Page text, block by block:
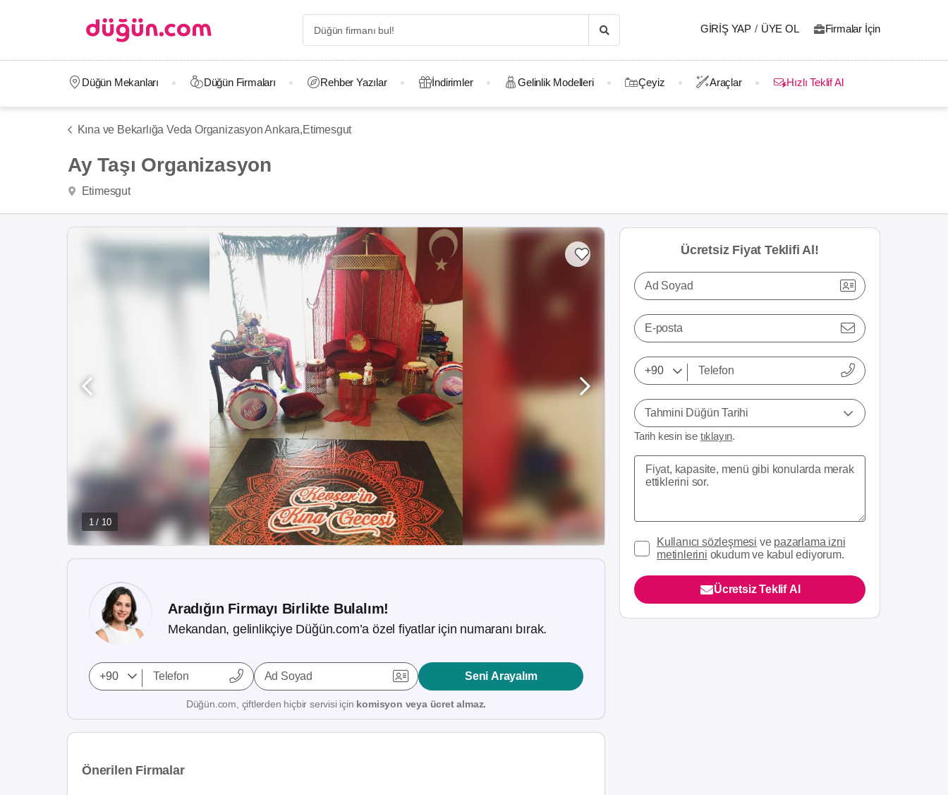
GIRIŞ YAP / ÜYE OL Firmalar İçin
Düğün Mekanları Düğün Firmaları Rehber Yazılar İndirimler Gelinlik Modelleri Çeyiz Araçlar Hızlı Teklif Al
Kına ve Bekarlığa Veda Organizasyon Ankara,Etimesgut
Ay Taşı Organizasyon
Etimesgut
1 / 10
Aradığın Firmayı Birlikte Bulalım!
Mekandan, gelinlikçiye Düğün.com’a özel fiyatlar için numaranı bırak.
Ad Soyad Seni Arayalım
Düğün.com, çiftlerden hiçbir servisi için komisyon veya ücret almaz.
Önerilen Firmalar
Ücretsiz Fiyat Teklifi Al!
Ad Soyad
E-posta
Tahmini Düğün Tarihi
Tarih kesin ise tıklayın.
Kullanıcı sözleşmesi ve pazarlama izni
metinlerini okudum ve kabul ediyorum.
Ücretsiz Teklif Al